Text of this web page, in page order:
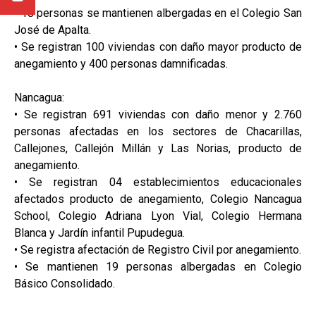
• 18 personas se mantienen albergadas en el Colegio San
José de Apalta.
• Se registran 100 viviendas con daño mayor producto de
anegamiento y 400 personas damnificadas.
Nancagua:
• Se registran 691 viviendas con daño menor y 2.760
personas afectadas en los sectores de Chacarillas,
Callejones, Callejón Millán y Las Norias, producto de
anegamiento.
• Se registran 04 establecimientos educacionales
afectados producto de anegamiento, Colegio Nancagua
School, Colegio Adriana Lyon Vial, Colegio Hermana
Blanca y Jardín infantil Pupudegua.
• Se registra afectación de Registro Civil por anegamiento.
• Se mantienen 19 personas albergadas en Colegio
Básico Consolidado.